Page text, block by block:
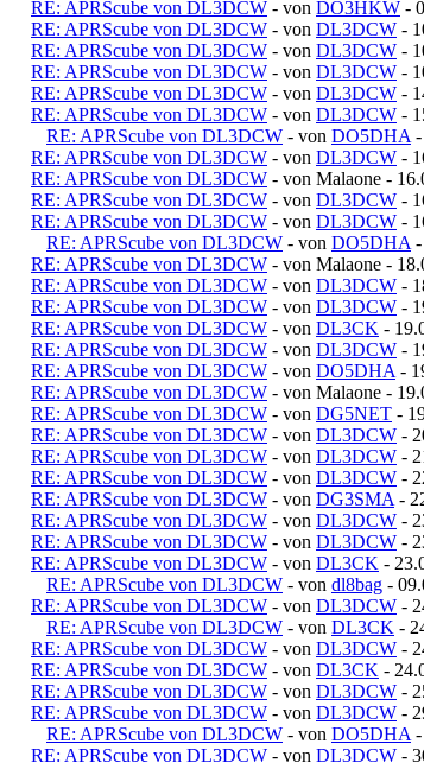
RE: APRScube von DL3DCW - von DO3HKW -
RE: APRScube von DL3DCW - von DL3DCW -
RE: APRScube von DL3DCW - von DL3DCW -
RE: APRScube von DL3DCW - von DL3DCW -
RE: APRScube von DL3DCW - von DL3DCW -
RE: APRScube von DL3DCW - von DL3DCW -
RE: APRScube von DL3DCW - von DO5DHA
RE: APRScube von DL3DCW - von DL3DCW -
RE: APRScube von DL3DCW - von Malaone -
RE: APRScube von DL3DCW - von DL3DCW -
RE: APRScube von DL3DCW - von DL3DCW -
RE: APRScube von DL3DCW - von DO5DHA
RE: APRScube von DL3DCW - von Malaone -
RE: APRScube von DL3DCW - von DL3DCW -
RE: APRScube von DL3DCW - von DL3DCW -
RE: APRScube von DL3DCW - von DL3CK -
RE: APRScube von DL3DCW - von DL3DCW -
RE: APRScube von DL3DCW - von DO5DHA -
RE: APRScube von DL3DCW - von Malaone -
RE: APRScube von DL3DCW - von DG5NET -
RE: APRScube von DL3DCW - von DL3DCW -
RE: APRScube von DL3DCW - von DL3DCW -
RE: APRScube von DL3DCW - von DL3DCW -
RE: APRScube von DL3DCW - von DG3SMA -
RE: APRScube von DL3DCW - von DL3DCW -
RE: APRScube von DL3DCW - von DL3DCW -
RE: APRScube von DL3DCW - von DL3CK -
RE: APRScube von DL3DCW - von dl8bag -
RE: APRScube von DL3DCW - von DL3DCW -
RE: APRScube von DL3DCW - von DL3CK -
RE: APRScube von DL3DCW - von DL3DCW -
RE: APRScube von DL3DCW - von DL3CK -
RE: APRScube von DL3DCW - von DL3DCW -
RE: APRScube von DL3DCW - von DL3DCW -
RE: APRScube von DL3DCW - von DO5DHA
RE: APRScube von DL3DCW - von DL3DCW -